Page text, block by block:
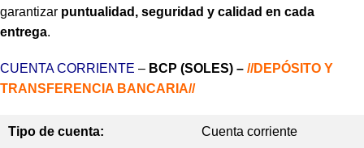
garantizar puntualidad, seguridad y calidad en cada
entrega.
CUENTA CORRIENTE – BCP (SOLES) – //DEPÓSITO Y
TRANSFERENCIA BANCARIA//
Tipo de cuenta: Cuenta corriente